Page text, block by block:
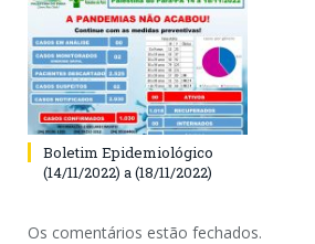
Boletim Epidemiológico
(14/11/2022) a (18/11/2022)
Os comentários estão fechados.